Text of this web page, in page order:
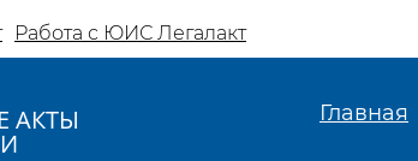
Работа с ЮИС Легалакт
АКТЫ Главная